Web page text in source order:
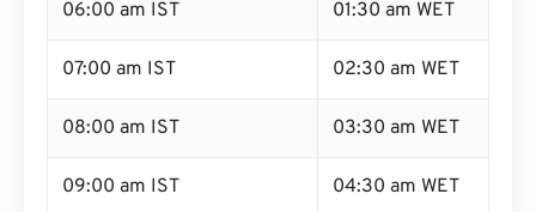
06:00 am IST 01:30 am WET
07:00 am IST 02:30 am WET
08:00 am IST 03:30 am WET
09:00 am IST 04:30 am WET